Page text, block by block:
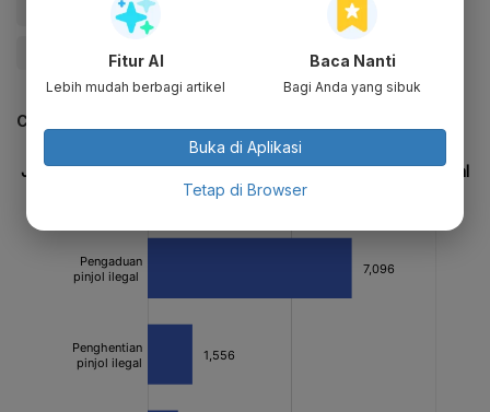
#mahasiswa #Investasi Bodong
#Keep Me on Trend
CEK JUGA DATA INI
Fitur AI
Lebih mudah berbagi artikel
Baca Nanti
Bagi Anda yang sibuk
Buka di Aplikasi
Tetap di Browser